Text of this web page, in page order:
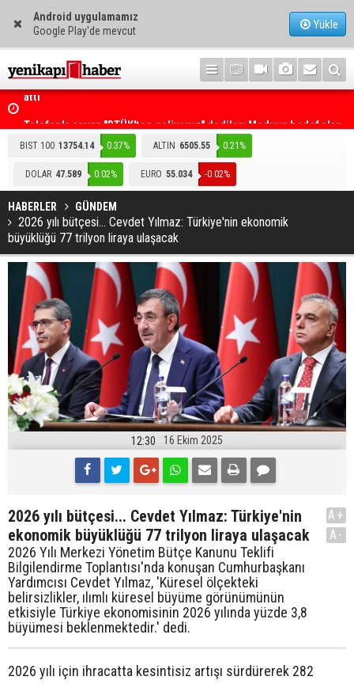
Android uygulamamız
Google Play'de mevcut
Yükle
akılalmaz tuzak ifşa oldu
BIST 100 13754.14 0.37% ALTIN 6505.55 0.21%
DOLAR 47.589 0.02% EURO 55.034 -0.02%
HABERLER GÜNDEM
2026 yılı bütçesi... Cevdet Yılmaz: Türkiye'nin ekonomik
büyüklüğü 77 trilyon liraya ulaşacak
12:30 16 Ekim 2025
2026 yılı bütçesi... Cevdet Yılmaz: Türkiye'nin
ekonomik büyüklüğü 77 trilyon liraya ulaşacak
2026 Yılı Merkezi Yönetim Bütçe Kanunu Teklifi
Bilgilendirme Toplantısı'nda konuşan Cumhurbaşkanı
Yardımcısı Cevdet Yılmaz, 'Küresel ölçekteki
belirsizlikler, ılımlı küresel büyüme görünümünün
etkisiyle Türkiye ekonomisinin 2026 yılında yüzde 3,8
büyümesi beklenmektedir.' dedi.
A+
A-
2026 yılı için ihracatta kesintisiz artışı sürdürerek 282